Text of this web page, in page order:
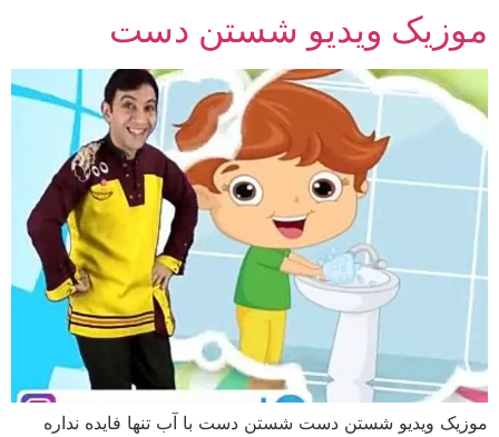
محتوا
موزیک ویدیو شستن دست
موزیک ویدیو شستن دست شستن دست با آب تنها فایده نداره